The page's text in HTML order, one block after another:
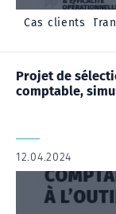
Cas client -
Cas client -
Cas client -
Cas clients
Projet de
comptable,
12.04.2024